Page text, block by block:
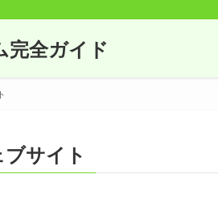
完全ガイド
サイト